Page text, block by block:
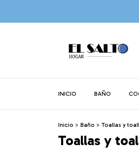
INICIO BAÑO
Inicio > Baño > Toallas y
Toallas y